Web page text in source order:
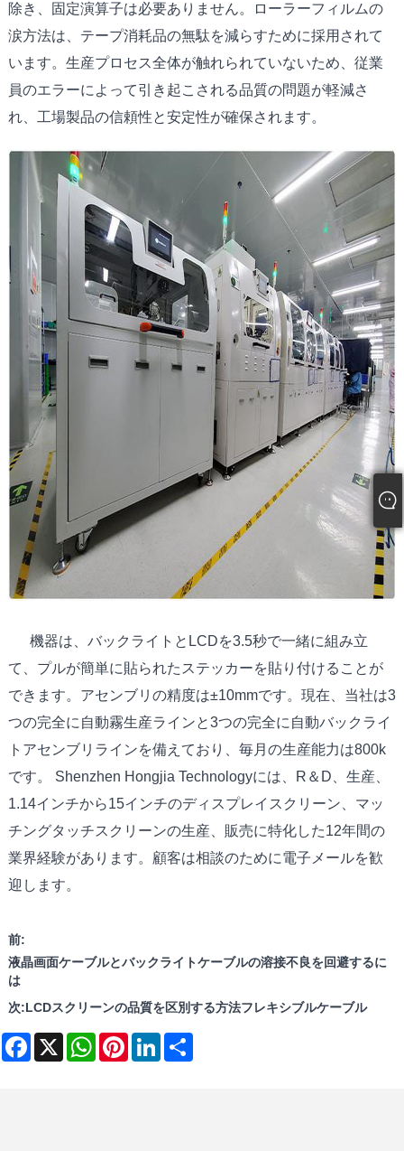
除き、固定演算子は必要ありません。ローラーフィルムの
涙方法は、テープ消耗品の無駄を減らすために採用されて
います。生産プロセス全体が触れられていないため、従業
員のエラーによって引き起こされる品質の問題が軽減さ
れ、工場製品の信頼性と安定性が確保されます。
機器は、バックライトとLCDを3.5秒で一緒に組み立
て、プルが簡単に貼られたステッカーを貼り付けることが
できます。アセンブリの精度は±10mmです。 現在、当社は3
つの完全に自動霧生産ラインと3つの完全に自動バックライ
トアセンブリラインを備えており、毎月の生産能力は800k
です。 Shenzhen Hongjia Technologyには、R＆D、生産、
1.14インチから15インチのディスプレイスクリーン、マッ
チングタッチスクリーンの生産、販売に特化した12年間の
業界経験があります。顧客は相談のために電子メールを歓
迎します。
前:
液晶画面ケーブルとバックライトケーブルの溶接不良を回避するに
は
次:LCDスクリーンの品質を区別する方法フレキシブルケーブル
Facebook
X WhatsAppPinterestLinkedIn